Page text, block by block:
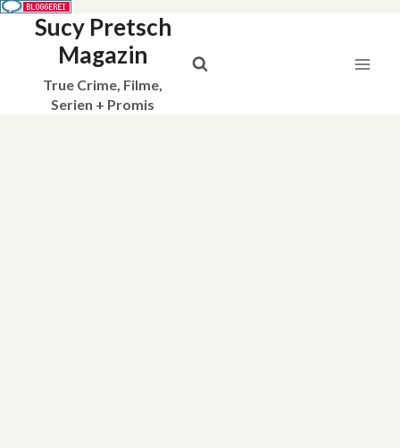
Sucy Pretsch
Magazin
True Crime, Filme,
Serien + Promis